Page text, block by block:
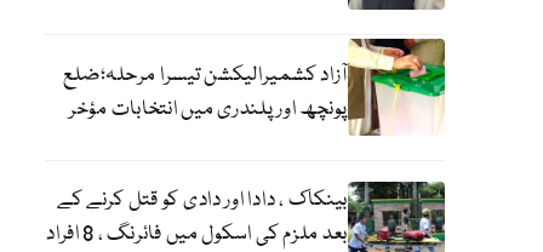
آزاد کشمیرالیکشن تیسرا مرحلہ؛ضلع
پونچھ اور پلندری میں انتخابات مؤخر
بینکاک ، دادا اور دادی کو قتل کرنے کے
بعد ملزم کی اسکول میں فائرنگ ، 8 افراد